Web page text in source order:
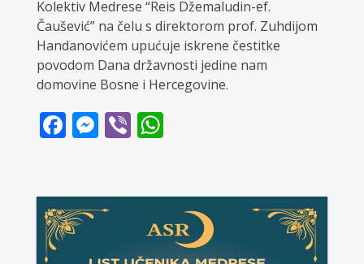
Kolektiv Medrese “Reis Džemaludin-ef.
Čaušević” na čelu s direktorom prof. Zuhdijom
Handanovićem upućuje iskrene čestitke
povodom Dana državnosti jedine nam
domovine Bosne i Hercegovine.
Facebook
Messenger
ViberWhatsApp